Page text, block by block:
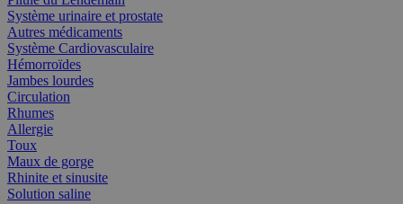
Système urinaire et prostate
Autres médicaments
Système Cardiovasculaire
Hémorroïdes
Jambes lourdes
Circulation
Rhumes
Allergie
Toux
Maux de gorge
Rhinite et sinusite
Solution saline